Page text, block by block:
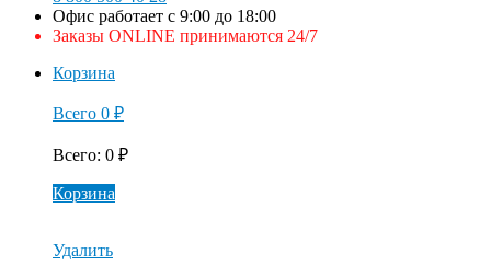
Офис работает с 9:00 до 18:00
Заказы ONLINE принимаются 24/7
Корзина
Всего 0 ₽
Всего: 0 ₽
Корзина
Удалить